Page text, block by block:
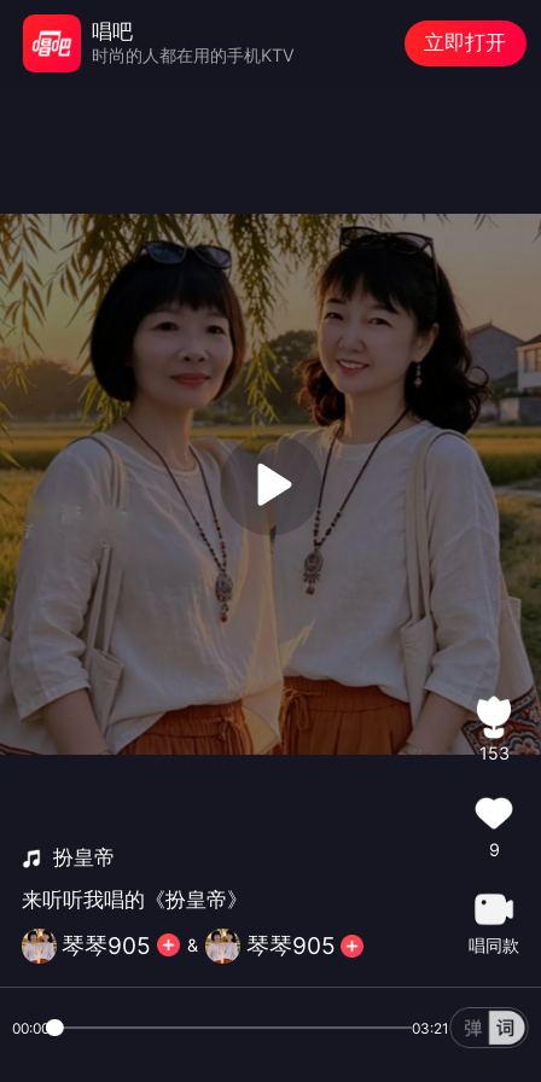
扮皇帝
来听听我唱的《扮皇帝》
琴琴905 & 琴琴905
153
9
唱同款
00:00 03:21
唱吧
时尚的人都在用的手机KTV
立即打开